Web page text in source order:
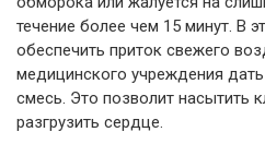
течение более чем 15 минут. В
обеспечить приток свежего
медицинского учреждения
смесь. Это позволит насытить
разгрузить сердце.